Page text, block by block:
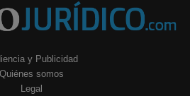
y Publicidad
Quiénes somos
Legal